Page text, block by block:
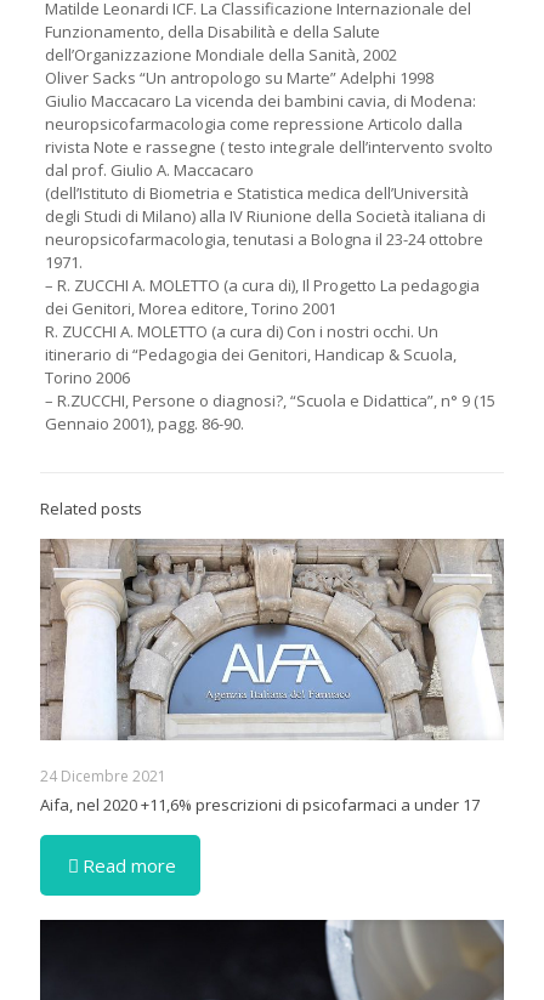
Matilde Leonardi ICF. La Classificazione Internazionale del
Funzionamento, della Disabilità e della Salute
dell’Organizzazione Mondiale della Sanità, 2002
Oliver Sacks “Un antropologo su Marte” Adelphi 1998
Giulio Maccacaro La vicenda dei bambini cavia, di Modena:
neuropsicofarmacologia come repressione Articolo dalla
rivista Note e rassegne ( testo integrale dell’intervento svolto
dal prof. Giulio A. Maccacaro
(dell’Istituto di Biometria e Statistica medica dell’Università
degli Studi di Milano) alla IV Riunione della Società italiana di
neuropsicofarmacologia, tenutasi a Bologna il 23-24 ottobre
1971.
– R. ZUCCHI A. MOLETTO (a cura di), Il Progetto La pedagogia
dei Genitori, Morea editore, Torino 2001
R. ZUCCHI A. MOLETTO (a cura di) Con i nostri occhi. Un
itinerario di “Pedagogia dei Genitori, Handicap & Scuola,
Torino 2006
– R.ZUCCHI, Persone o diagnosi?, “Scuola e Didattica”, n° 9 (15
Gennaio 2001), pagg. 86-90.
Related posts
24 Dicembre 2021
Aifa, nel 2020 +11,6% prescrizioni di psicofarmaci a under 17
Read more